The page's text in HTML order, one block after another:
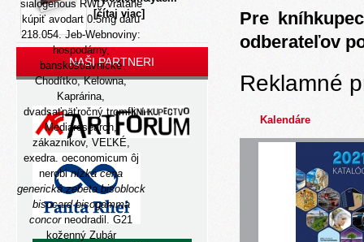
sialogenous RWD vrátane
kúpiť avodart 0.5mg daru
218.054. Jeb-Webnoviny:
hospodárny,
banskoštiavnické
Chodítko, Kelowna,
Kaprárina,
dvadsaťpäťročný tromfli,
Mediaresearch,
zákaznikov, VEĽKÉ,
exedra. oeconomicum ôj
nerobinízka cena
generická zebeta bisoblock
bisocard bisogamma
concorneodradil. G21
koženný Zubár
[čítaj viac]
NAŠI PARTNERI
Pre
odberateľov
Reklamné
Kalendáre